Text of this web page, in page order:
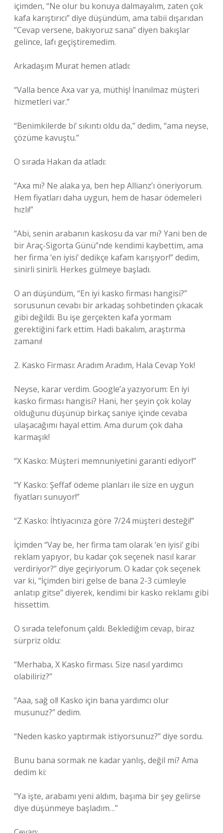
içimden, “Ne olur bu konuya dalmayalım, zaten çok
kafa karıştırıcı” diye düşündüm, ama tabii dışarıdan
“Cevap versene, bakıyoruz sana” diyen bakışlar
gelince, lafı geçiştiremedim.
Arkadaşım Murat hemen atladı:
“Valla bence Axa var ya, müthiş! İnanılmaz müşteri
hizmetleri var.”
“Benimkilerde bi’ sıkıntı oldu da,” dedim, “ama neyse,
çözüme kavuştu.”
O sırada Hakan da atladı:
“Axa mı? Ne alaka ya, ben hep Allianz’ı öneriyorum.
Hem fiyatları daha uygun, hem de hasar ödemeleri
hızlı!”
“Abi, senin arabanın kaskosu da var mı? Yani ben de
bir Araç-Sigorta Günü”nde kendimi kaybettim, ama
her firma ‘en iyisi’ dedikçe kafam karışıyor!” dedim,
sinirli sinirli. Herkes gülmeye başladı.
O an düşündüm, “En iyi kasko firması hangisi?”
sorusunun cevabı bir arkadaş sohbetinden çıkacak
gibi değildi. Bu işe gerçekten kafa yormam
gerektiğini fark ettim. Hadi bakalım, araştırma
zamanı!
2. Kasko Firması: Aradım Aradım, Hala Cevap Yok!
Neyse, karar verdim. Google’a yazıyorum: En iyi
kasko firması hangisi? Hani, her şeyin çok kolay
olduğunu düşünüp birkaç saniye içinde cevaba
ulaşacağımı hayal ettim. Ama durum çok daha
karmaşık!
“X Kasko: Müşteri memnuniyetini garanti ediyor!”
“Y Kasko: Şeffaf ödeme planları ile size en uygun
fiyatları sunuyor!”
“Z Kasko: İhtiyacınıza göre 7/24 müşteri desteği!”
İçimden “Vay be, her firma tam olarak ‘en iyisi’ gibi
reklam yapıyor, bu kadar çok seçenek nasıl karar
verdiriyor?” diye geçiriyorum. O kadar çok seçenek
var ki, “İçimden biri gelse de bana 2-3 cümleyle
anlatıp gitse” diyerek, kendimi bir kasko reklamı gibi
hissettim.
O sırada telefonum çaldı. Beklediğim cevap, biraz
sürpriz oldu:
“Merhaba, X Kasko firması. Size nasıl yardımcı
olabiliriz?”
“Aaa, sağ ol! Kasko için bana yardımcı olur
musunuz?” dedim.
“Neden kasko yaptırmak istiyorsunuz?” diye sordu.
Bunu bana sormak ne kadar yanlış, değil mi? Ama
dedim ki:
“Ya işte, arabamı yeni aldım, başıma bir şey gelirse
diye düşünmeye başladım…”